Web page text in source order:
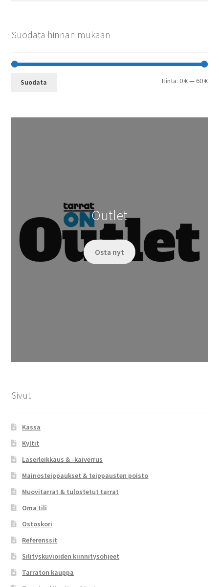
Suodata hinnan mukaan
Suodata Hinta:0 €— 60 €
Outlet
Osta nyt
Sivut
Kassa
Kyltit
Laserleikkaus & -kaiverrus
Mainosteippaukset & teippausten poisto
Muovitarrat & tulostetut tarrat
Oma tili
Ostoskori
Referenssit
Silityskuvioiden kiinnitysohjeet
Tarraton kauppa